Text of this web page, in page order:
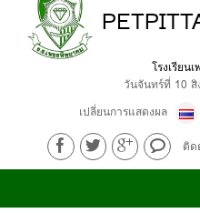
โรงเรียน
วันจันทร์ที่ 10
เปลี่ยนการแสดงผล
ติด